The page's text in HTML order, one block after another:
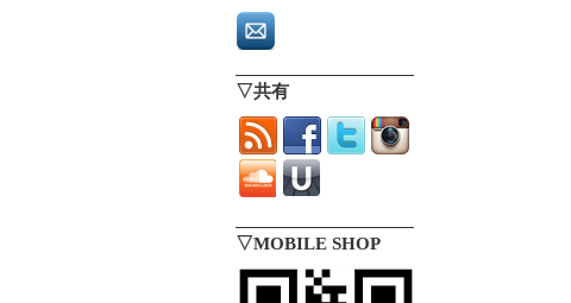
▽共有
▽MOBILE SHOP